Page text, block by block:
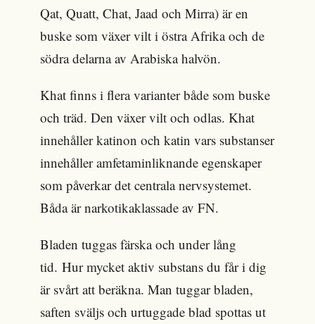
Qat, Quatt, Chat, Jaad och Mirra) är en
buske som växer vilt i östra Afrika och de
södra delarna av Arabiska halvön.
Khat finns i flera varianter både som buske
och träd. Den växer vilt och odlas. Khat
innehåller katinon och katin vars substanser
innehåller amfetaminliknande egenskaper
som påverkar det centrala nervsystemet.
Båda är narkotikaklassade av FN.
Bladen tuggas färska och under lång
tid. Hur mycket aktiv substans du får i dig
är svårt att beräkna. Man tuggar bladen,
saften sväljs och urtuggade blad spottas ut